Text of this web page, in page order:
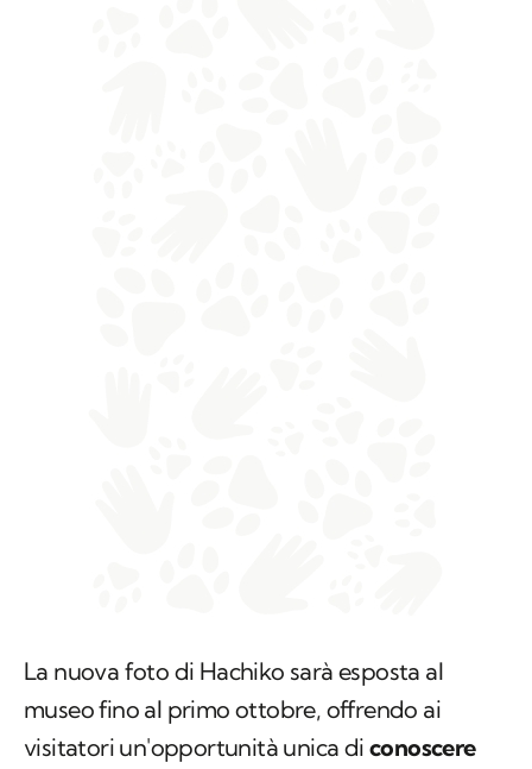
più a fondo la storia di questo cane
leggendario . L'immagine, oltre a essere un